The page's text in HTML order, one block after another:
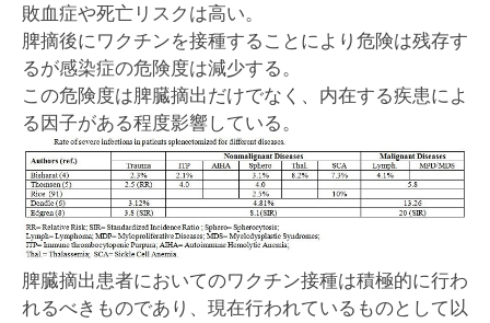
敗血症や死亡リスクは高い。
脾摘後にワクチンを接種することにより危険は残存す
るが感染症の危険度は減少する。
この危険度は脾臓摘出だけでなく、内在する疾患によ
る因子がある程度影響している。
脾臓摘出患者においてのワクチン接種は積極的に行わ
れるべきものであり、現在行われているものとして以